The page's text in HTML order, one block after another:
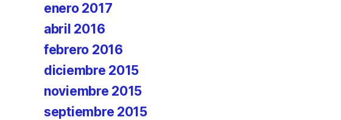
enero 2017
abril 2016
febrero 2016
diciembre 2015
noviembre 2015
septiembre 2015